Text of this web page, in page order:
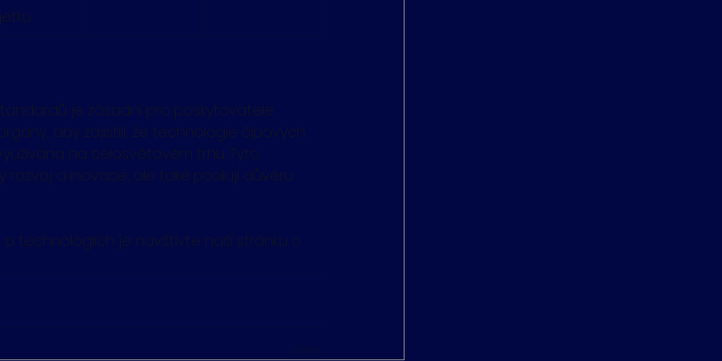
je zásadní pro poskytovatele
aby zajistili, že technologie čipových
na celosvětovém trhu. Tyto
a inovace, ale také posilují důvěru
technologiích je navštivte naši stránku o